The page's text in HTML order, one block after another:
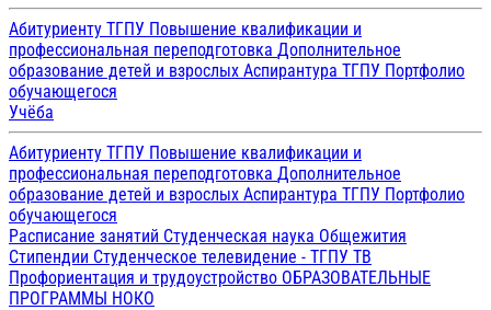
Абитуриенту ТГПУ Повышение квалификации и
профессиональная переподготовка Дополнительное
образование детей и взрослых Аспирантура ТГПУ Портфолио
обучающегося
Учёба
Абитуриенту ТГПУ Повышение квалификации и
профессиональная переподготовка Дополнительное
образование детей и взрослых Аспирантура ТГПУ Портфолио
обучающегося
Расписание занятий Студенческая наука Общежития
Стипендии Студенческое телевидение - ТГПУ ТВ
Профориентация и трудоустройство ОБРАЗОВАТЕЛЬНЫЕ
ПРОГРАММЫ НОКО